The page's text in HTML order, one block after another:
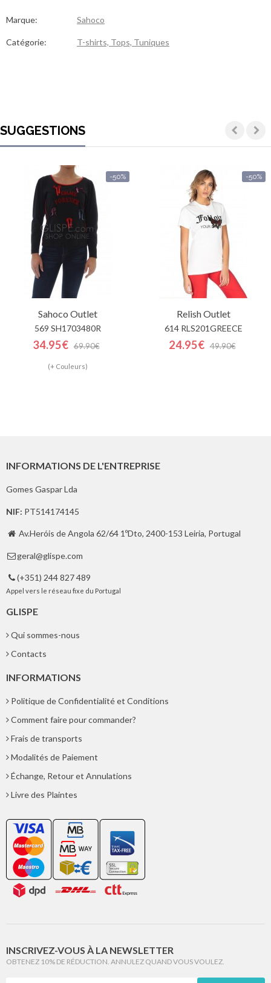
Marque: Sahoco
Catégorie: T-shirts, Tops, Tuniques
SUGGESTIONS
-50%
Sahoco Outlet
569 SH1703480R
34.95€ 69.90€
(+ Couleurs)
-50%
RelishOutlet
614 RLS201GREECE
24.95€ 49.90€
INFORMATIONS DE L'ENTREPRISE
Gomes Gaspar Lda
NIF: PT514174145
 Av.Heróis de Angola 62/64 1ºDto, 2400-153 Leiria, Portugal
 geral@glispe.com
 (+351) 244 827 489
Appel vers le réseau fixe du Portugal
GLISPE
Qui sommes-nous
Contacts
INFORMATIONS
Politique de Confidentialité et Conditions
Comment faire pour commander?
Frais de transports
Modalités de Paiement
Échange, Retour et Annulations
Livre des Plaintes
INSCRIVEZ-VOUS À LA NEWSLETTER
OBTENEZ 10% DE RÉDUCTION. ANNULEZ QUAND VOUS VOULEZ.